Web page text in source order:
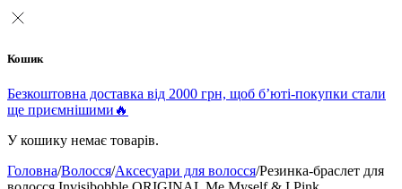
Кошик
Безкоштовна доставка від 2000 грн, щоб б’юті-покупки стали
ще приємнішими🔥
У кошику немає товарів.
Головна/Волосся/Аксесуари для волосся/Резинка-браслет для